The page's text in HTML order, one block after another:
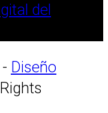
del
Diseño